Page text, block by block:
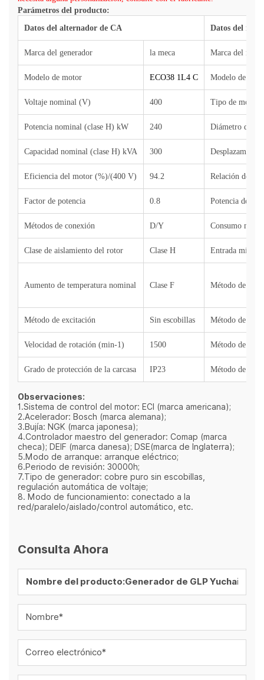
Parámetros del producto:
Datos del alternador de CA
Datos del
Marca del generador la meca Marca del
Modelo de motor ECO38 1L4 C Modelo de
Voltaje nominal (V) 400 Tipo de motor
Potencia nominal (clase H) kW 240 Diámetro del
Capacidad nominal (clase H) kVA 300
Eficiencia del motor (%)/(400 V) 94.2 Relación de
Factor de potencia 0.8 Potencia de
Métodos de conexión D/Y Consumo
Clase de aislamiento del rotor Clase H Entrada
Aumento de temperatura nominal Clase F Método de
Método de excitación Sin escobillas Método de
Velocidad de rotación (min-1) 1500 Método de
Grado de protección de la carcasa IP23 Método de
Observaciones:
1.Sistema de control del motor: ECI (marca americana);
2.Acelerador: Bosch (marca alemana);
3.Bujía: NGK (marca japonesa);
4.Controlador maestro del generador: Comap (marca
checa); DEIF (marca danesa); DSE(marca de Inglaterra);
5.Modo de arranque: arranque eléctrico;
6.Periodo de revisión: 30000h;
7.Tipo de generador: cobre puro sin escobillas,
regulación automática de voltaje;
8. Modo de funcionamiento: conectado a la
red/paralelo/aislado/control automático, etc.
Consulta Ahora
Nombre*
Correo electrónico*